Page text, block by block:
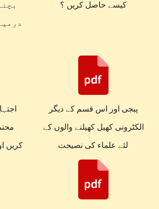
کیسے حاصل کریں ؟
کریں
پبجی اور اس قسم کے دیگر
الکٹرونی کھیل کھیلنے والوں کے
لئے علماء کی نصیحت